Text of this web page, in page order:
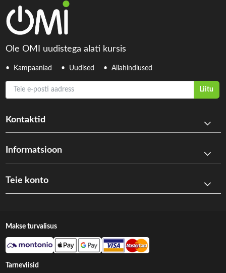
Ole OMI uudistega alati kursis
Kampaaniad Uudised Allahindlused
Teie e-posti aadress
Liitu
Kontaktid
Informatsioon
Teie konto
Makse turvalisus
Tarneviisid